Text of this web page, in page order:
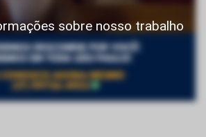
sobre nosso trabalho